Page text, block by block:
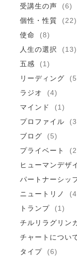
受講生の声
(6)
個性・性質
(22)
使命
(8)
人生の選択
(13)
五感
(1)
リーディング
ラジオ
(4)
マインド
(1)
プロファイル
ブログ
(5)
プライベート
ヒューマンデザ
パートナーシッ
ニュートリノ
トランプ
(1)
チルリラグリン
チャートについ
タイプ
(6)